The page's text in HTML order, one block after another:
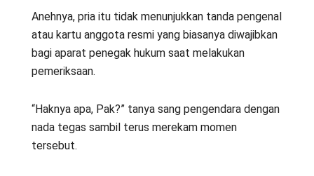
Anehnya, pria itu tidak menunjukkan tanda pengenal
atau kartu anggota resmi yang biasanya diwajibkan
bagi aparat penegak hukum saat melakukan
pemeriksaan.
“Haknya apa, Pak?” tanya sang pengendara dengan
nada tegas sambil terus merekam momen
tersebut.